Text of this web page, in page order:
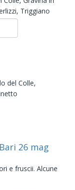
Triggiano
del Colle,
26 mag
e fruscii. Alcune